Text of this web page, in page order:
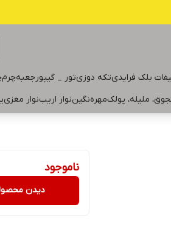
بلک فرایدیتکه دوزیتور _ گیپورجعبهچرم
ملیله، پولکمهرهنگیننوار اریبنوار مغزی
ناموجود
دیدن